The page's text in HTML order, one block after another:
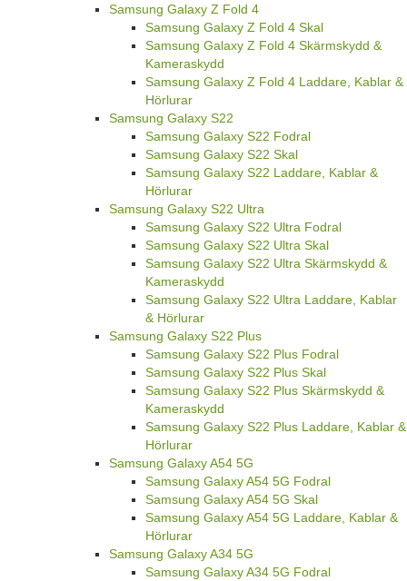
Samsung Galaxy Z Fold 4
Samsung Galaxy Z Fold 4 Skal
Samsung Galaxy Z Fold 4 Skärmskydd &
Kameraskydd
Samsung Galaxy Z Fold 4 Laddare, Kablar &
Hörlurar
Samsung Galaxy S22
Samsung Galaxy S22 Fodral
Samsung Galaxy S22 Skal
Samsung Galaxy S22 Laddare, Kablar &
Hörlurar
Samsung Galaxy S22 Ultra
Samsung Galaxy S22 Ultra Fodral
Samsung Galaxy S22 Ultra Skal
Samsung Galaxy S22 Ultra Skärmskydd &
Kameraskydd
Samsung Galaxy S22 Ultra Laddare, Kablar
& Hörlurar
Samsung Galaxy S22 Plus
Samsung Galaxy S22 Plus Fodral
Samsung Galaxy S22 Plus Skal
Samsung Galaxy S22 Plus Skärmskydd &
Kameraskydd
Samsung Galaxy S22 Plus Laddare, Kablar &
Hörlurar
Samsung Galaxy A54 5G
Samsung Galaxy A54 5G Fodral
Samsung Galaxy A54 5G Skal
Samsung Galaxy A54 5G Laddare, Kablar &
Hörlurar
Samsung Galaxy A34 5G
Samsung Galaxy A34 5G Fodral